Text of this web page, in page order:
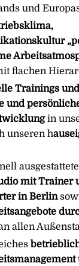
und
flachen
Trainings
und
in
unseren h
mit Trainer
in Berlin
allen